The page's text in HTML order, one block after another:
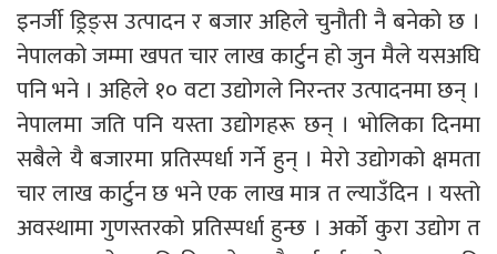
इनर्जी ड्रिङ्स उत्पादन र बजार अहिले चुनौती नै बनेको छ ।
नेपालको जम्मा खपत चार लाख कार्टुन हो जुन मैले यसअघि
पनि भने । अहिले १० वटा उद्योगले निरन्तर उत्पादनमा छन् ।
नेपालमा जति पनि यस्ता उद्योगहरू छन् । भोलिका दिनमा
सबैले यै बजारमा प्रतिस्पर्धा गर्ने हुन् । मेरो उद्योगको क्षमता
चार लाख कार्टुन छ भने एक लाख मात्र त ल्याउँदिन । यस्तो
अवस्थामा गुणस्तरको प्रतिस्पर्धा हुन्छ । अर्को कुरा उद्योग त